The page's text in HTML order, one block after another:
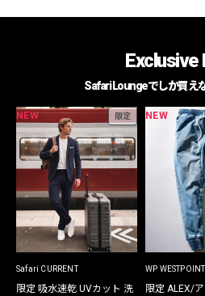
Exclusive
Safari Loungeでしか買え
NEW 限定
Safari CURRENT
限定 吸水速乾 UVカット 洗
NEW
WP WESTPOINT
限定 ALEX/